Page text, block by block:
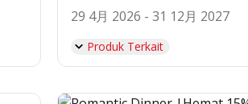
29 4月 2026 - 31 12月 2027
Produk Terkait